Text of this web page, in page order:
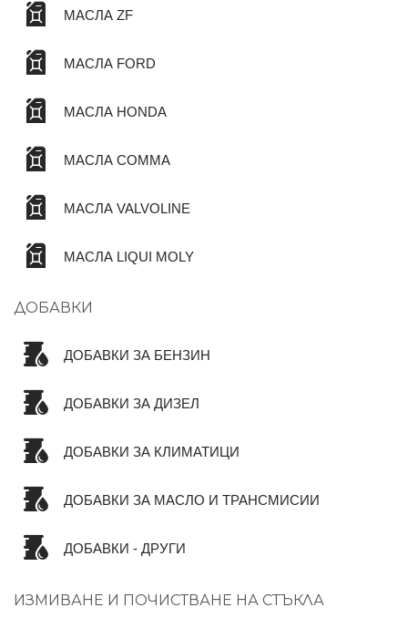
МАСЛА ZF
МАСЛА FORD
МАСЛА HONDA
МАСЛА COMMA
МАСЛА VALVOLINE
МАСЛА LIQUI MOLY
ДОБАВКИ
ДОБАВКИ ЗА БЕНЗИН
ДОБАВКИ ЗА ДИЗЕЛ
ДОБАВКИ ЗА КЛИМАТИЦИ
ДОБАВКИ ЗА МАСЛО И ТРАНСМИСИИ
ДОБАВКИ - ДРУГИ
ИЗМИВАНЕ И ПОЧИСТВАНЕ НА СТЪКЛА